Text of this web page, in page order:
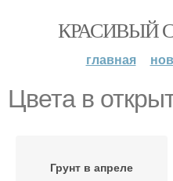
КРАСИВЫЙ
главная
Цвета в
Грунт в апреле